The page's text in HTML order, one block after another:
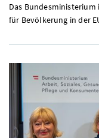
Das
für Bevölkerung in der